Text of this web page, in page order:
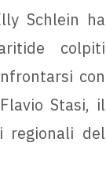
Schlein ha
colpiti
con
Stasi, il
regionali del